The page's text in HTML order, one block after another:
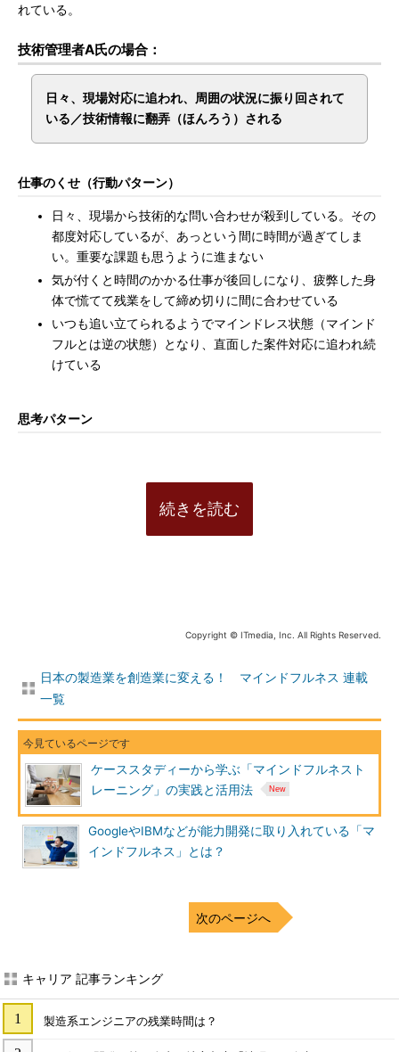
れている。
技術管理者A氏の場合：
日々、現場対応に追われ、周囲の状況に振り回されて
いる／技術情報に翻弄（ほんろう）される
仕事のくせ（行動パターン）
日々、現場から技術的な問い合わせが殺到している。その
都度対応しているが、あっという間に時間が過ぎてしま
い。重要な課題も思うように進まない
気が付くと時間のかかる仕事が後回しになり、疲弊した身
体で慌てて残業をして締め切りに間に合わせている
いつも追い立てられるようでマインドレス状態（マインド
フルとは逆の状態）となり、直面した案件対応に追われ続
けている
思考パターン
続きを読む
Copyright © ITmedia, Inc. All Rights Reserved.
日本の製造業を創造業に変える！ マインドフルネス 連載
一覧
ケーススタディーから学ぶ「マインドフルネスト
レーニング」の実践と活用法
GoogleやIBMなどが能力開発に取り入れている「マ
インドフルネス」とは？
次のページへ
キャリア 記事ランキング
製造系エンジニアの残業時間は？